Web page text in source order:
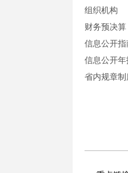
组织机构
财务预决算
信息公开
信息公开年
省内规章